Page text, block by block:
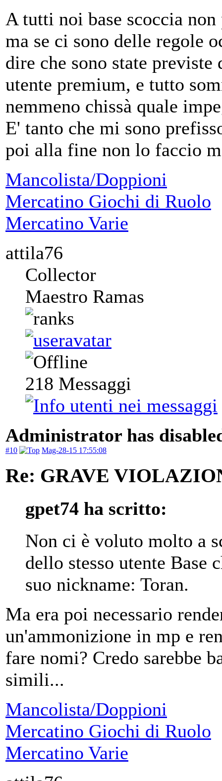
A tutti noi base scoccia
ma se ci sono delle regole
dire che sono state
utente premium, e tutto
nemmeno chissà quale
E' tanto che mi sono
poi alla fine non lo faccio
Mancolista/Doppioni
Mercatino Giochi di Ruolo
Mercatino Varie
attila76
Collector
Maestro Ramas
218 Messaggi
Administrator has
#10 Mag-28-15 17:55:08
Re: GRAVE
gpet74 ha scritto:
Non ci è voluto molto a
dello stesso utente
suo nickname: Toran.
Ma era poi necessario
un'ammonizione in mp e
fare nomi? Credo sarebbe
simili...
Mancolista/Doppioni
Mercatino Giochi di Ruolo
Mercatino Varie